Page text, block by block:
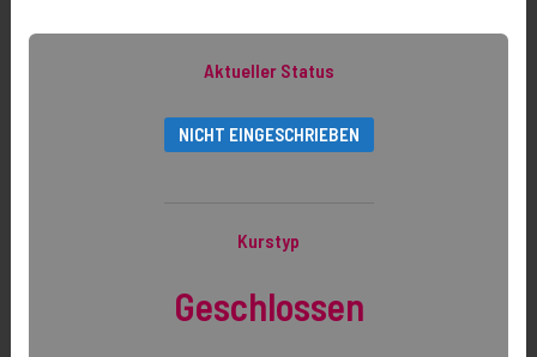
Aktueller Status
NICHT EINGESCHRIEBEN
Kurstyp
Geschlossen